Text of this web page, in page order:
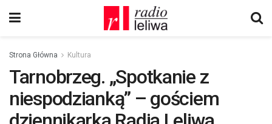
Strona Główna Kultura
Tarnobrzeg. „Spotkanie z
niespodzianką” – gościem